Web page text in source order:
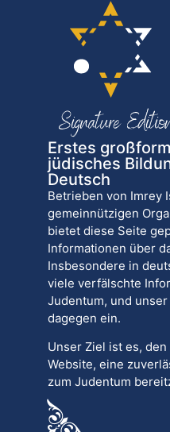
Erstes
jüdisches
Deutsch
Betrieben von Imrey
gemeinnützigen
bietet diese Seite
Informationen über
Insbesondere in
viele verfälschte
Judentum, und
dagegen ein.
Unser Ziel ist es,
Website, eine
zum Judentum